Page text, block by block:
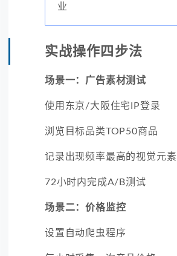
业
实战操作四步法
场景一：广告素材测试
使用东京/大阪住宅IP登录
浏览目标品类TOP50商品
记录出现频率最高的视觉元素
72小时内完成A/B测试
场景二：价格监控
设置自动爬虫程序